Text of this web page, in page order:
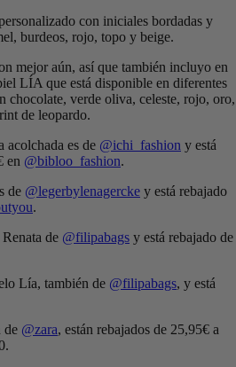
con iniciales bordadas y
burdeos, rojo, topo y beige.
mejor aún, así que también incluyo en
LÍA que está disponible en diferentes
chocolate, verde oliva, celeste, rojo, oro,
de leopardo.
acolchada es de @ichi_fashion y está
en @bibloo_fashion.
de @legerbylenagercke y está rebajado
.
de @filipabags y está rebajado de
Lía, también de @filipabags, y está
de @zara, están rebajados de 25,95€ a